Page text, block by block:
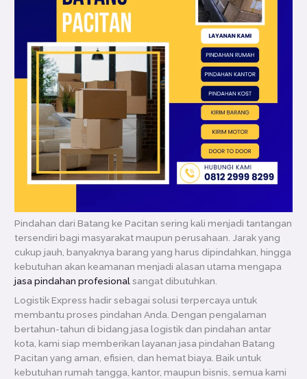
Pindahan dari Batang ke Pacitan sering kali menjadi tantangan
tersendiri bagi masyarakat maupun perusahaan. Jarak yang
cukup jauh, banyaknya barang yang harus dipindahkan, hingga
kebutuhan akan keamanan menjadi alasan utama mengapa
jasa pindahan profesionalsangat dibutuhkan.
Logistik Express hadir sebagai solusi terpercaya untuk
membantu proses pindahan Anda. Dengan pengalaman
bertahun-tahun di bidang jasa logistik dan pindahan antar
kota, kami siap memberikan layanan jasa pindahan Batang
Pacitan yang aman, efisien, dan hemat biaya. Baik untuk
kebutuhan rumah tangga, kantor, maupun bisnis, semua kami